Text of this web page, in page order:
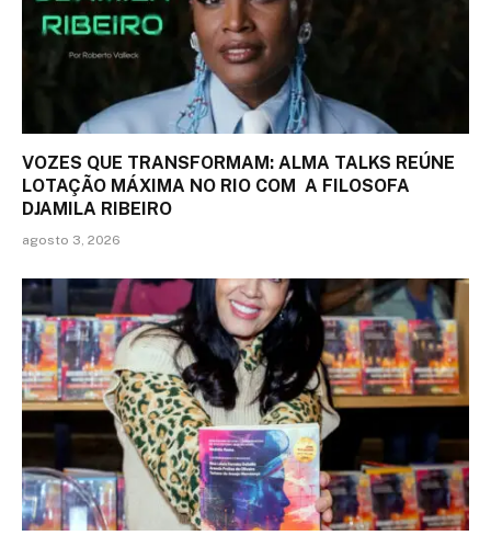
VOZES QUE TRANSFORMAM: ALMA TALKS REÚNE
LOTAÇÃO MÁXIMA NO RIO COM A FILOSOFA
DJAMILA RIBEIRO
agosto 3, 2026